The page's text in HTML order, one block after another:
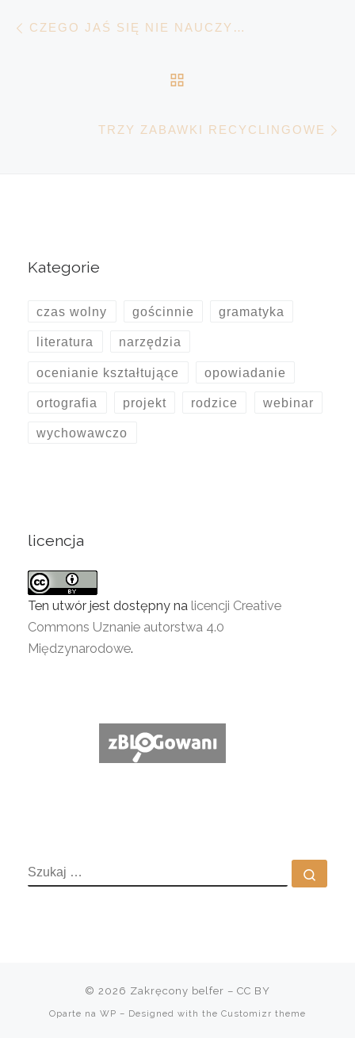
Nawigacja wpisu
CZEGO JAŚ SIĘ NIE NAUCZY…
TRZY ZABAWKI RECYCLINGOWE
Kategorie
czas wolny gościnnie gramatyka
literatura narzędzia
ocenianie kształtujące opowiadanie
ortografia projekt rodzice webinar
wychowawczo
licencja
Ten utwór jest dostępny na licencji Creative
Commons Uznanie autorstwa 4.0
Międzynarodowe.
SZUKAJ
© 2026 Zakręcony belfer – CC BY
Oparte na WP – Designed with the Customizr theme